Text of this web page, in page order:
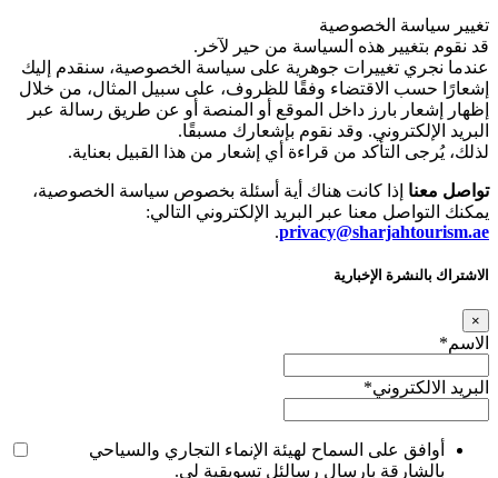
تغيير سياسة الخصوصية
قد نقوم بتغيير هذه السياسة من حير لآخر.
عندما نجري تغييرات جوهرية على سياسة الخصوصية، سنقدم إليك
إشعارًا حسب الاقتضاء وفقًا للظروف، على سبيل المثال، من خلال
إظهار إشعار بارز داخل الموقع أو المنصة أو عن طريق رسالة عبر
البريد الإلكتروني. وقد نقوم بإشعارك مسبقًا.
لذلك، يُرجى التأكد من قراءة أي إشعار من هذا القبيل بعناية.
تواصل معنا إذا كانت هناك أية أسئلة بخصوص سياسة الخصوصية،
يمكنك التواصل معنا عبر البريد الإلكتروني التالي:
privacy@sharjahtourism.ae
.
الاشتراك بالنشرة الإخبارية
×
الاسم*
البريد الالكتروني*
أوافق على السماح لهيئة الإنماء التجاري والسياحي
بالشارقة بارسال رسالئل تسويقية لي.